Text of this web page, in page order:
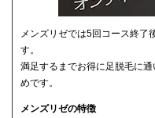
メンズリゼでは5回コース終了
す。
満足するまでお得に足脱毛に
めです。
メンズリゼの特徴